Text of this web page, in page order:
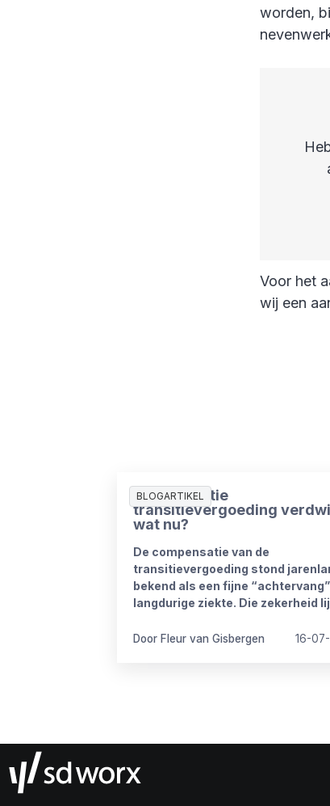
worden,
Voor het
wij een
BLOGARTIKEL
Compensatie
transitievergoeding
wat nu?
De compensatie van de
transitievergoeding stond
bekend als een fijne
langdurige ziekte. Die zekerheid
kabinet heeft plannen om de
Door Fleur van Gisbergen 16-